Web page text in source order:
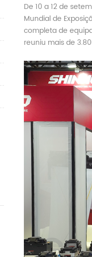
De 10 a 12 de
Mundial de
completa de
reuniu mais de